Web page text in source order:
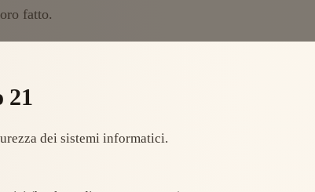
fatto.
21
dei sistemi informatici.